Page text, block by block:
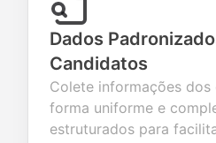
Dados
Candidatos
Colete informações
forma uniforme e
estruturados para